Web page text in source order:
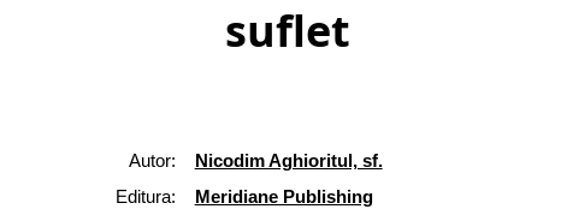
suflet
Autor:
Nicodim Aghioritul, sf.
Editura:
Meridiane Publishing